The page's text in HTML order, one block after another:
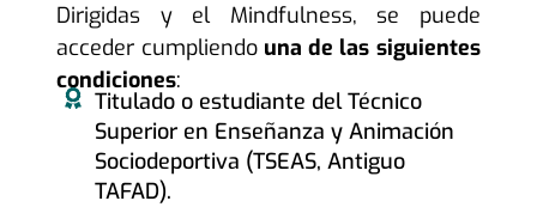
Dirigidas y el Mindfulness, se puede
acceder cumpliendo una de las siguientes
condiciones:
Titulado o estudiante del Técnico
Superior en Enseñanza y Animación
Sociodeportiva (TSEAS, Antiguo
TAFAD).